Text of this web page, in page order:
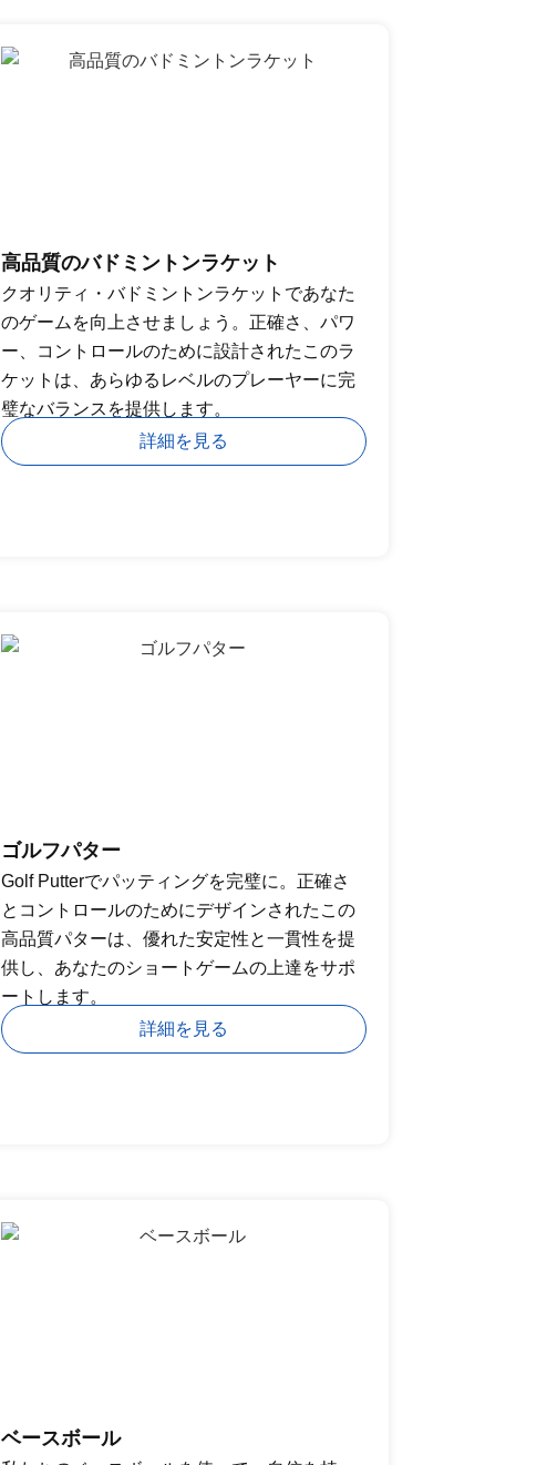
高品質のバドミントンラケット
クオリティ・バドミントンラケットであなた
のゲームを向上させましょう。正確さ、パワ
ー、コントロールのために設計されたこのラ
ケットは、あらゆるレベルのプレーヤーに完
璧なバランスを提供します。
詳細を見る
ゴルフパター
Golf Putterでパッティングを完璧に。正確さ
とコントロールのためにデザインされたこの
高品質パターは、優れた安定性と一貫性を提
供し、あなたのショートゲームの上達をサポ
ートします。
詳細を見る
ベースボール